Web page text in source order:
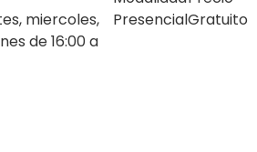
miercoles,
de 16:00 a
PresencialGratuito